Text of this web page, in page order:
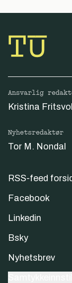
Ansvarlig
Kristina
Nyhetsredaktør
Tor M. Nondal
RSS-feed
Facebook
Linkedin
Bsky
Nyhetsbrev